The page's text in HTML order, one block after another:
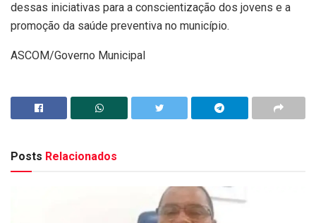
dessas iniciativas para a conscientização dos jovens e a
promoção da saúde preventiva no município.
ASCOM/Governo Municipal
Posts Relacionados